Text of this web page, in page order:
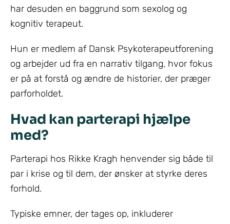
har desuden en baggrund som sexolog og
kognitiv terapeut.
Hun er medlem af Dansk Psykoterapeutforening
og arbejder ud fra en narrativ tilgang, hvor fokus
er på at forstå og ændre de historier, der præger
parforholdet.
Hvad kan parterapi hjælpe
med?
Parterapi hos Rikke Kragh henvender sig både til
par i krise og til dem, der ønsker at styrke deres
forhold.
Typiske emner, der tages op, inkluderer